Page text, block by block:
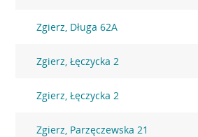
Zgierz, Długa 62A
Zgierz, Łęczycka 2
Zgierz, Łęczycka 2
Zgierz, Parzęczewska 21